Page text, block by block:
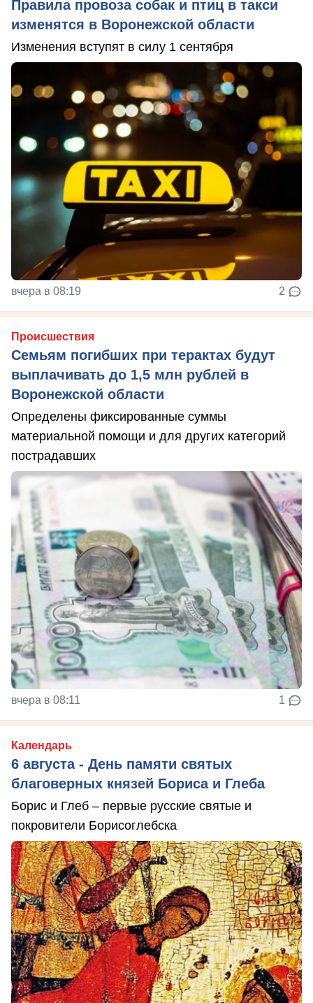
Правила провоза собак и птиц в такси
изменятся в Воронежской области
Изменения вступят в силу 1 сентября
вчера в 08:19 2
Происшествия
Семьям погибших при терактах будут
выплачивать до 1,5 млн рублей в
Воронежской области
Определены фиксированные суммы
материальной помощи и для других категорий
пострадавших
вчера в 08:11 1
Календарь
6 августа - День памяти святых
благоверных князей Бориса и Глеба
Борис и Глеб – первые русские святые и
покровители Борисоглебска